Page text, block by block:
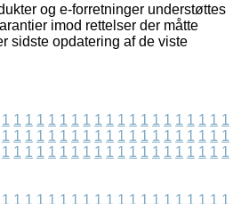
og e-forretninger understøttes
imod rettelser der måtte
sidste opdatering af de viste
1 1 1 1 1 1 1 1 1 1 1 1 1 1 1 1 1 1 1 1
1 1 1 1 1 1 1 1 1 1 1 1 1 1 1 1 1 1 1 1
1 1 1 1 1 1 1 1 1 1 1 1 1 1 1 1 1 1 1 1
1 1 1 1 1 1 1 1 1 1 1 1 1 1 1 1 1 1 1 1